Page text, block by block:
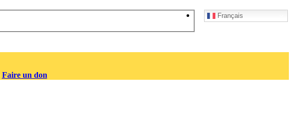
Français
Faire un don